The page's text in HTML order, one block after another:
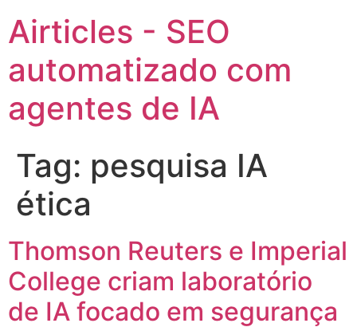
Airticles - SEO
automatizado com
agentes de IA
Tag: pesquisa IA
ética
Thomson Reuters e Imperial
College criam laboratório
de IA focado em segurança